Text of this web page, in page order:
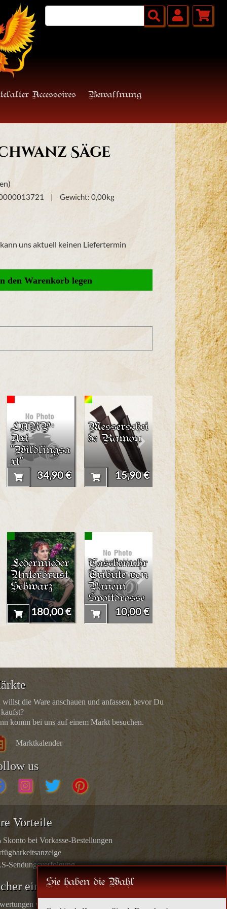
Accessoires
Bewaffnung
Säge
Gewicht: 0,00kg
uns aktuell keinen Liefertermin
LARP
Axt
"Wildlingsa
xt"
34,90 €
Messerschei
de Ramon
15,90 €
Wikinger
Unterkleid
"Helga"
62,90 €
Ledermieder
Unterbrust
Schwarz
180,00 €
Taschenuhr
Tribute von
Panem
Spottdrosse
l (klein)10,00 €
LARP-
Tropfenschi
ld Holzoptik
'Lili'
149,90 €
willst die Ware anschauen und anfassen, bevor Du
komm bei uns auf einem Markt besuchen.
Marktkalender
us
Vorteile
Skonto bei Vorkasse-Bestellungen
Sendungsverfolgung
einkaufen
von echten Kunden
Sie haben die Wahl